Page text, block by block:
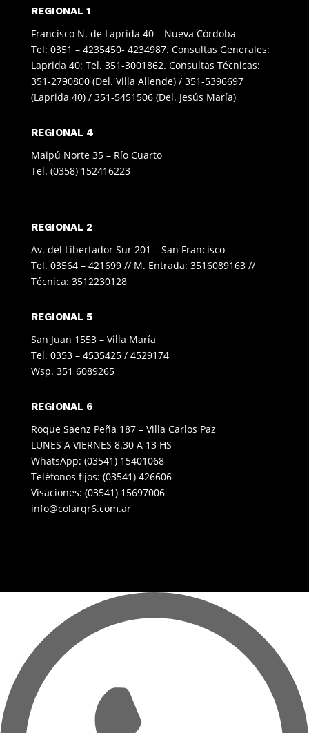
REGIONAL 1
Francisco N. de Laprida 40 – Nueva Córdoba
Tel: 0351 – 4235450- 4234987. Consultas Generales:
Laprida 40: Tel. 351-3001862. Consultas Técnicas:
351-2790800 (Del. Villa Allende) / 351-5396697
(Laprida 40) / 351-5451506 (Del. Jesús María)
REGIONAL 4
Maipú Norte 35 – Río Cuarto
Tel. (0358) 152416223
REGIONAL 2
Av. del Libertador Sur 201 – San Francisco
Tel. 03564 – 421699 // M. Entrada: 3516089163 //
Técnica: 3512230128
REGIONAL 5
San Juan 1553 – Villa María
Tel. 0353 – 4535425 / 4529174
Wsp. 351 6089265
REGIONAL 6
Roque Saenz Peña 187 – Villa Carlos Paz
LUNES A VIERNES 8.30 A 13 HS
WhatsApp: (03541) 15401068
Teléfonos fijos: (03541) 426606
Visaciones: (03541) 15697006
info@colarqr6.com.ar